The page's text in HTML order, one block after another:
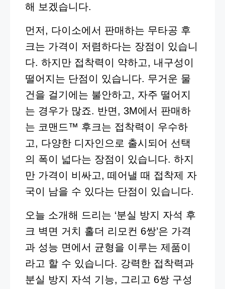
해 보겠습니다.
먼저, 다이소에서 판매하는 무타공 후
크는 가격이 저렴하다는 장점이 있습니
다. 하지만 접착력이 약하고, 내구성이
떨어지는 단점이 있습니다. 무거운 물
건을 걸기에는 불안하고, 자주 떨어지
는 경우가 많죠. 반면, 3M에서 판매하
는 코맨드™ 후크는 접착력이 우수하
고, 다양한 디자인으로 출시되어 선택
의 폭이 넓다는 장점이 있습니다. 하지
만 가격이 비싸고, 떼어낼 때 접착제 자
국이 남을 수 있다는 단점이 있습니다.
오늘 소개해 드리는 ‘분실 방지 자석 후
크 벽면 거치 홀더 리모컨 6쌍’은 가격
과 성능 면에서 균형을 이루는 제품이
라고 할 수 있습니다. 강력한 접착력과
분실 방지 자석 기능, 그리고 6쌍 구성